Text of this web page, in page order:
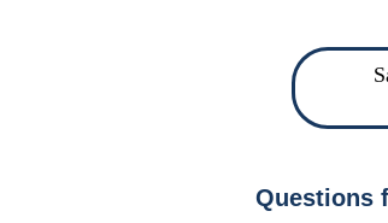
Questions